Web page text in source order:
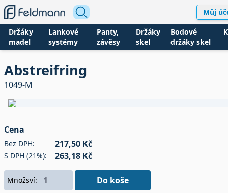
Můj
Držáky
madel
Lankové
systémy
Panty,
závěsy
Držáky
skel
Bodové
držáky skel
Abstreifring
1049-M
Cena
Bez DPH: 217,50 Kč
S DPH (21%): 263,18 Kč
Množsví: Do koše